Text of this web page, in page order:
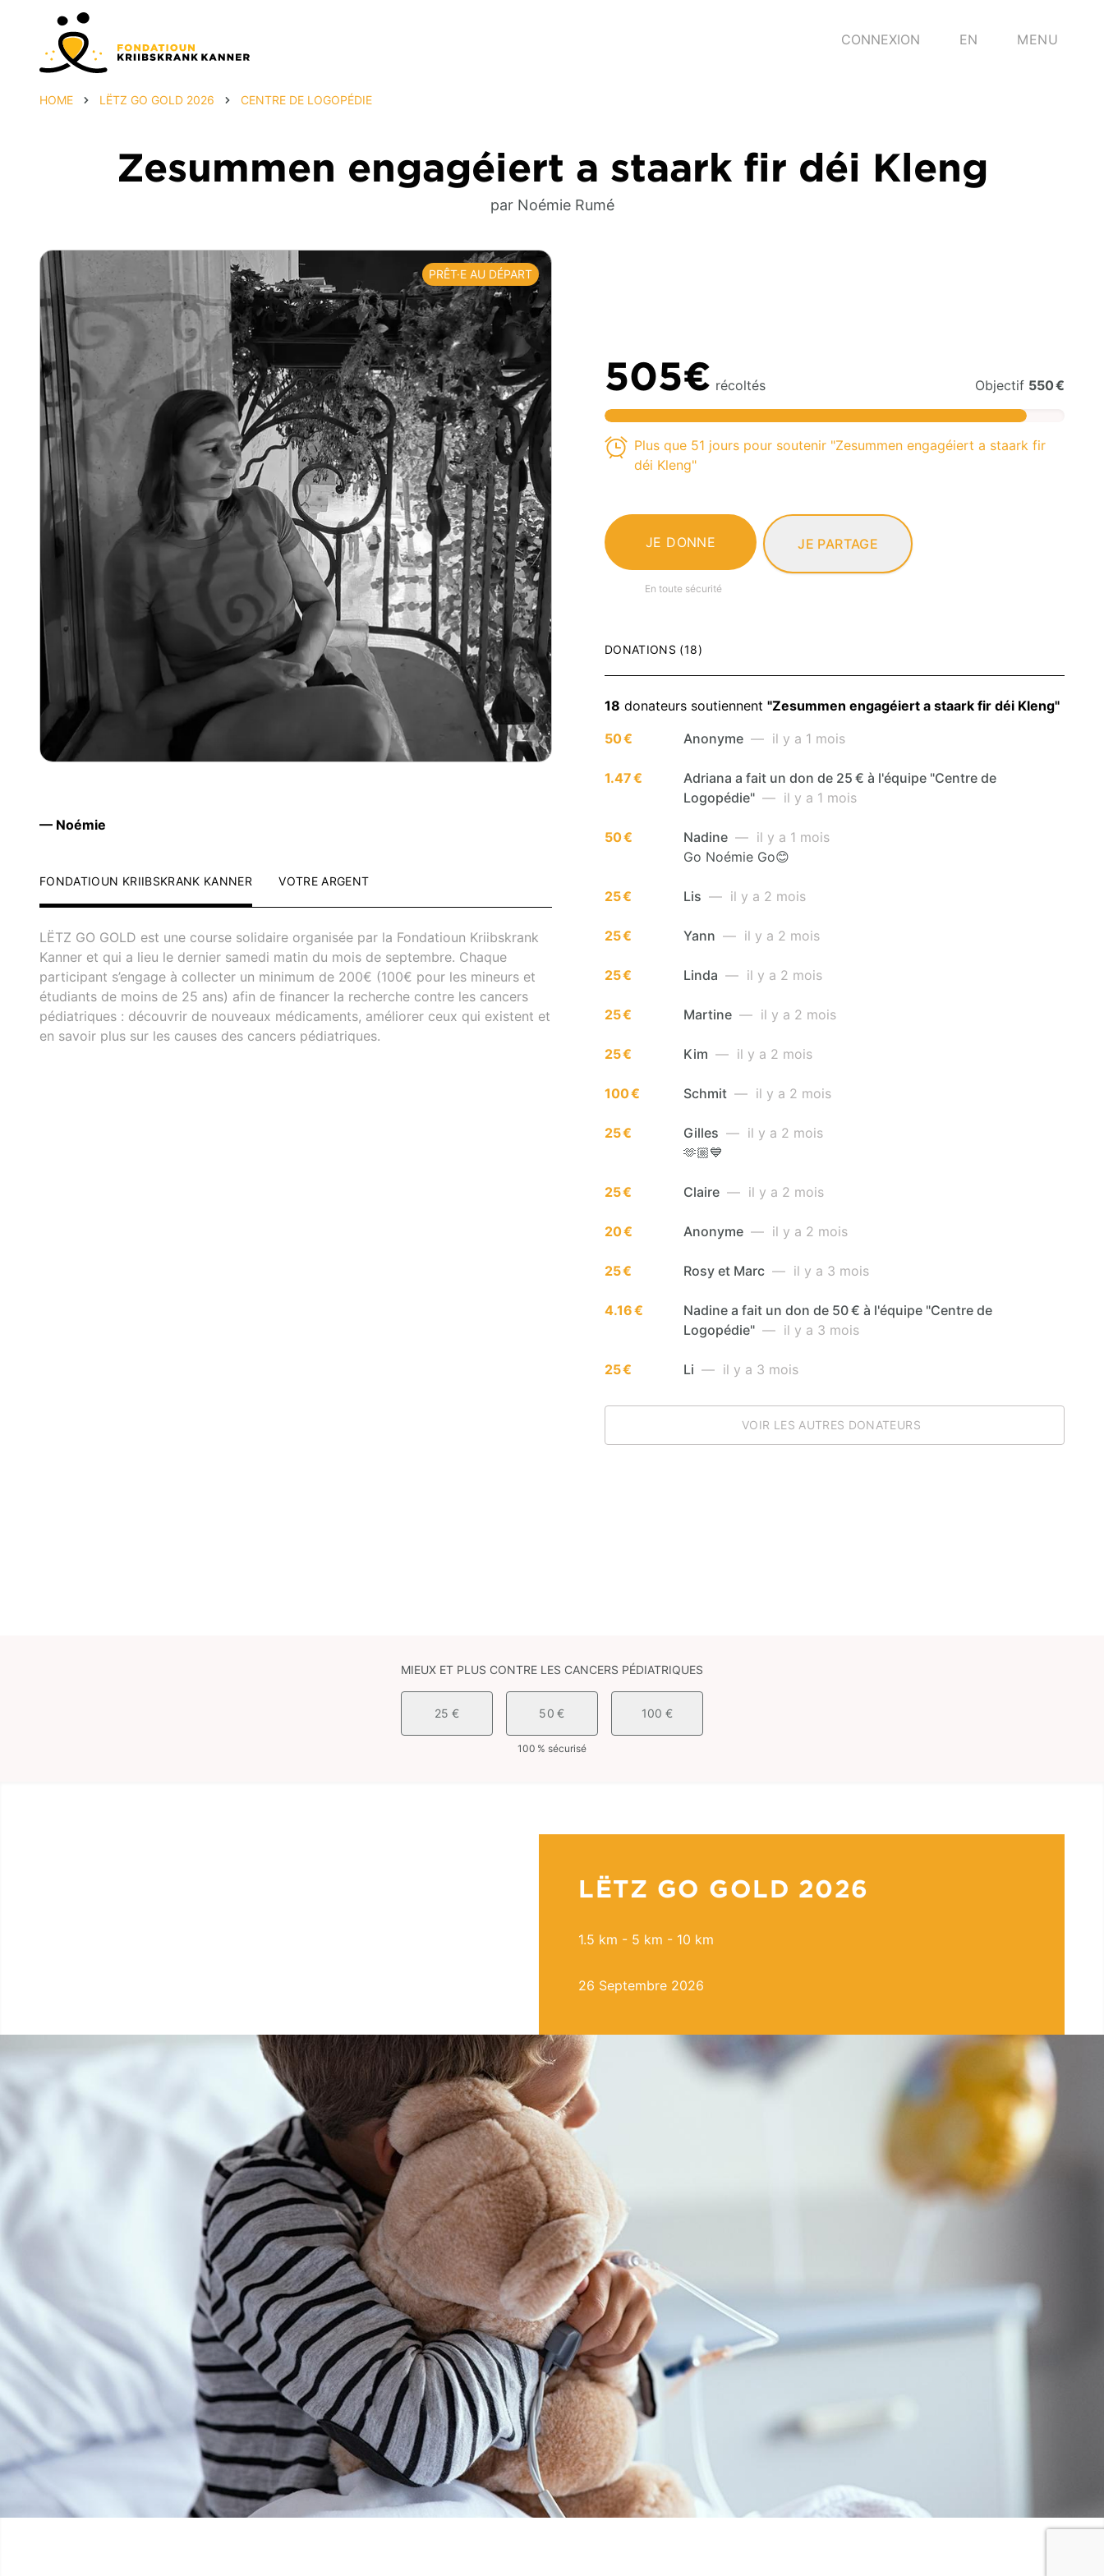
CONNEXION EN MENU
HOME LËTZ GO GOLD 2026 CENTRE DE LOGOPÉDIE
Zesummen engagéiert a staark fir déi Kleng
par Noémie Rumé
PRÊT·E AU DÉPART
505€ récoltés Objectif 550 €
Plus que 51 jours pour soutenir "Zesummen engagéiert a staark fir
déi Kleng"
JE DONNE
En toute sécurité
JE PARTAGE
— Noémie
FONDATIOUN KRIIBSKRANK KANNER VOTRE ARGENT
LËTZ GO GOLD est une course solidaire organisée par la Fondatioun Kriibskrank
Kanner et qui a lieu le dernier samedi matin du mois de septembre. Chaque
participant s’engage à collecter un minimum de 200€ (100€ pour les mineurs et
étudiants de moins de 25 ans) afin de financer la recherche contre les cancers
pédiatriques : découvrir de nouveaux médicaments, améliorer ceux qui existent et
en savoir plus sur les causes des cancers pédiatriques.
DONATIONS (18)
18 donateurs soutiennent "Zesummen engagéiert a staark fir déi Kleng"
50 €
Anonyme — il y a 1 mois
1.47 €
Adriana a fait un don de 25 € à l'équipe "Centre de
Logopédie" — il y a 1 mois
50 € Nadine — il y a 1 mois
Go Noémie Go😊
25 € Lis — il y a 2 mois
25 € Yann — il y a 2 mois
25 € Linda — il y a 2 mois
25 € Martine — il y a 2 mois
25 € Kim — il y a 2 mois
100 € Schmit — il y a 2 mois
25 € Gilles — il y a 2 mois
🫶🏼💙
25 € Claire — il y a 2 mois
20 € Anonyme — il y a 2 mois
25 € Rosy et Marc — il y a 3 mois
4.16 €
Nadine a fait un don de 50 € à l'équipe "Centre de
Logopédie" — il y a 3 mois
25 € Li — il y a 3 mois
VOIR LES AUTRES DONATEURS
MIEUX ET PLUS CONTRE LES CANCERS PÉDIATRIQUES
25 € 50 € 100 €
100 % sécurisé
LËTZ GO GOLD 2026
1.5 km - 5 km - 10 km
26 Septembre 2026